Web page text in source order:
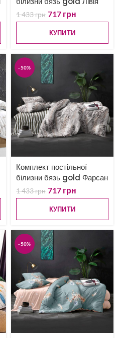
1 433грн 717 грн
КУПИТИ
-50%
Комплект постільної
білизни бязь gold Фарсан
1 433грн 717 грн
КУПИТИ
-50%